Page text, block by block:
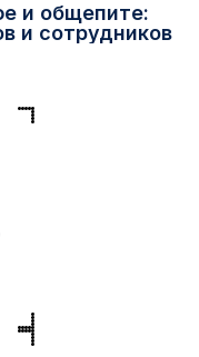
и общепите:
и сотрудников